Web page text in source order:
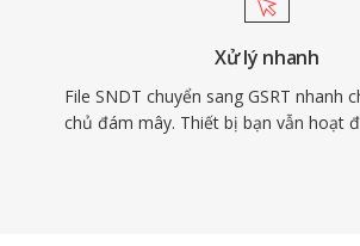
Xử lý nhanh
File SNDT chuyển sang GSRT nhanh
chủ đám mây. Thiết bị bạn vẫn hoạt